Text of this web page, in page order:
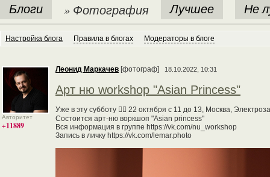
Блоги » Фотография Лучшее Не
Настройка блога Правила в блогах Модераторы в блоге
Авторитет
+11889
Леонид Маркачев [фотограф] 18.10.2022, 10:31
Арт ню workshop "Asian Princess"
Уже в эту субботу 👉🏻 22 октября с 11 до 13, Москва,
Состоится арт-ню воркшоп "Asian princess"
Вся информация в группе https://vk.com/nu_workshop
Запись в личку https://vk.com/lemar.photo